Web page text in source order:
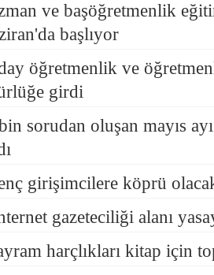
ve başöğretmenlik
başlıyor
öğretmenlik ve
girdi
sorudan oluşan mayıs
girişimcilere köprü
gazeteciliği alanı
harçlıkları kitap için